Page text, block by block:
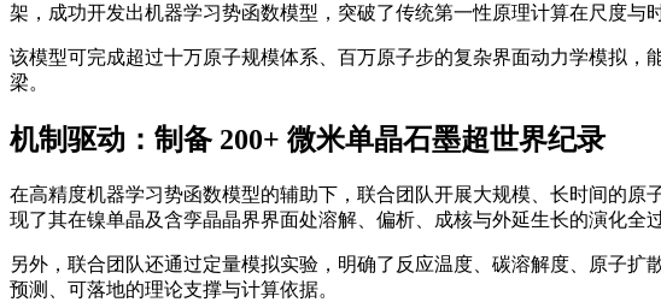
架，成功开发出机器学习势函数模型，突破了传统第一性原理计算在尺度与
该模型可完成超过十万原子规模体系、百万原子步的复杂界面动力学模拟
梁。
机制驱动：制备 200+ 微米单晶石墨超世界纪录
在高精度机器学习势函数模型的辅助下，联合团队开展大规模、长时间的
现了其在镍单晶及含孪晶晶界界面处溶解、偏析 、成核与外延生长的演化全
另外，联合团队还通过定量模拟实验，明确了反应温度、碳溶解度、原子
预测、可落地的理论支撑与计算依据。